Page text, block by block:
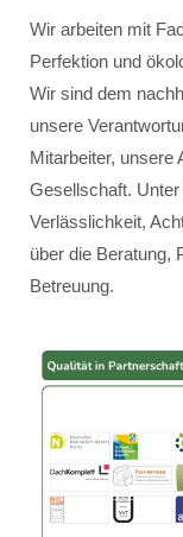
Wir arbeiten mit
Perfektion und
Wir sind dem
unsere
Mitarbeiter, unsere
Gesellschaft.
Verlässlichkeit,
über die Beratung,
Betreuung.